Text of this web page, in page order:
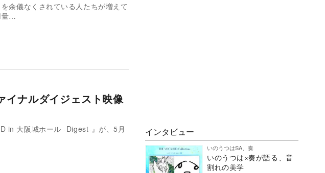
余儀なくされている人たちが増えて
量…
イナルダイジェスト映像
in 大阪城ホール -Digest-』が、5月
インタビュー
いのうつはSA、奏
いのうつは×奏が語る、音
割れの美学